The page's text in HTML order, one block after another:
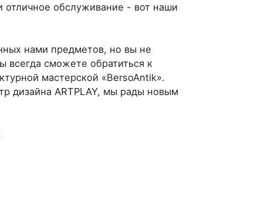
отличное обслуживание - вот наши
нами предметов, но вы не
всегда сможете обратиться к
мастерской «BersoAntik».
дизайна ARTPLAY, мы рады новым